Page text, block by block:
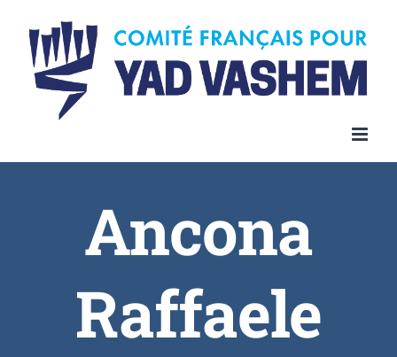
content
Ancona
Raffaele